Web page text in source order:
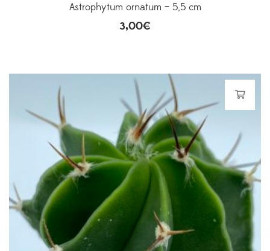
Astrophytum ornatum – 5,5 cm
3,00€